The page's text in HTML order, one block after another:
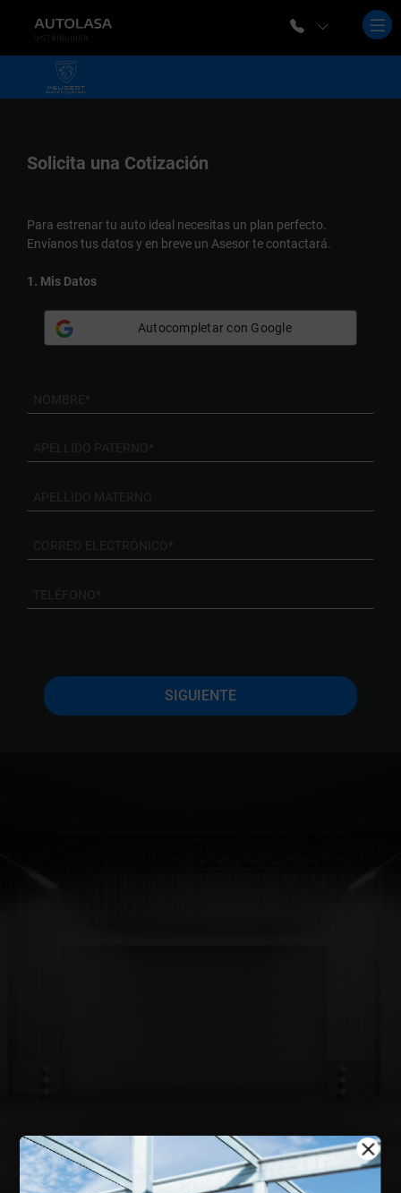
Solicita una Cotización
Para estrenar tu auto ideal necesitas un plan perfecto.
Envíanos tus datos y en breve un Asesor te contactará.
1. Mis Datos
Autocompletar con Google
SIGUIENTE